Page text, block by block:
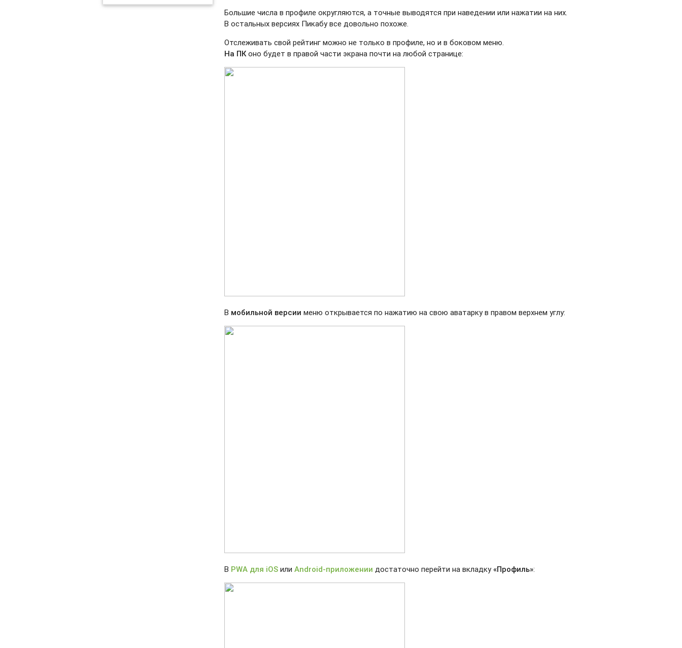
Большие числа в профиле округляются, а точные выводятся при наведении или нажатии на них.
В остальных версиях Пикабу все довольно похоже.
Отслеживать свой рейтинг можно не только в профиле, но и в боковом меню.
На ПКоно будет в правой части экрана почти на любой странице:
В мобильной версии меню открывается по нажатию на свою аватарку в правом верхнем углу:
В PWA для iOS илиAndroid-приложении достаточно перейти на вкладку«Профиль»: